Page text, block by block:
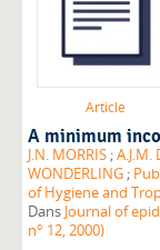
Article
A minimum
J.N. MORRIS ;A.J.M.
WONDERLING ;
of Hygiene and
Dans Journal of
n° 12, 2000)